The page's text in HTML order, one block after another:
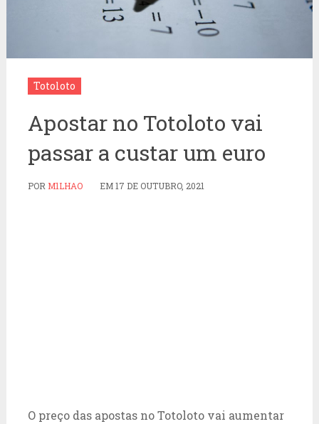
Totoloto
Apostar no Totoloto vai
passar a custar um euro
POR M1LHAO EM17 DE OUTUBRO, 2021
O preço das apostas no Totoloto vai aumentar